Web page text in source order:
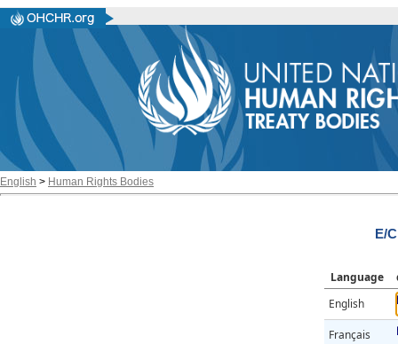
English > Human Rights Bodies
E/
Language
English
Français